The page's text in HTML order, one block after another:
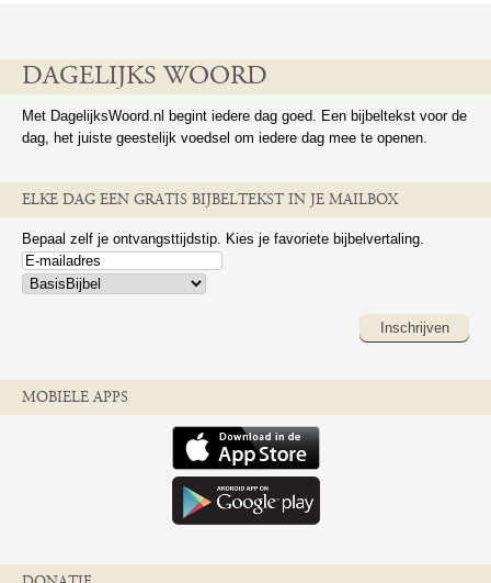
DAGELIJKS WOORD
Met DagelijksWoord.nl begint iedere dag goed. Een bijbeltekst voor de
dag, het juiste geestelijk voedsel om iedere dag mee te openen.
ELKE DAG EEN GRATIS BIJBELTEKST IN JE MAILBOX
Bepaal zelf je ontvangsttijdstip. Kies je favoriete bijbelvertaling.
Inschrijven
MOBIELE APPS